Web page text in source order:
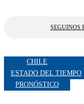
SEGUINOS
CHILE
ESTADO DEL TIEMPO
PRONÓSTICO